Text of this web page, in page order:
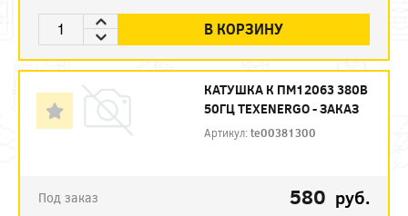
В КОРЗИНУ
КАТУШКА К ПМ12063 380В
50ГЦ TEXENERGO - ЗАКАЗ
Артикул:te00381300
Под заказ 580 руб.